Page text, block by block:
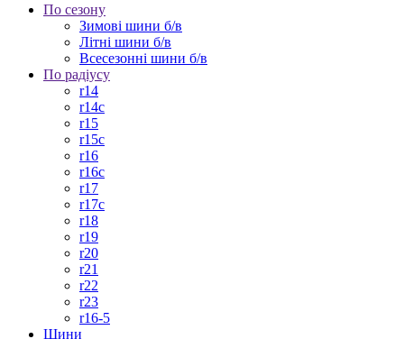
По сезону
Зимові шини б/в
Літні шини б/в
Всесезонні шини б/в
По радіусу
r14
r14c
r15
r15c
r16
r16c
r17
r17c
r18
r19
r20
r21
r22
r23
r16-5
Шини